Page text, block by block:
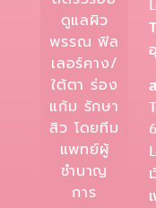
ดูแลผิว
พรรณ ฟิล
เลอร์คาง/
ใต้ตา ร่อง
แก้ม รักษา
สิว โดยทีม
แพทย์ผู้
ชำนาญ
การ